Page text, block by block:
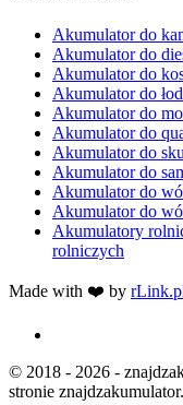
Akumulator do
Akumulator do
Akumulator do
Akumulator do
Akumulator do
Akumulator do
Akumulator do
Akumulator do
Akumulator do
Akumulator do
Akumulatory
rolniczych
Made with ❤️ by
© 2018 - 2026 -
stronie